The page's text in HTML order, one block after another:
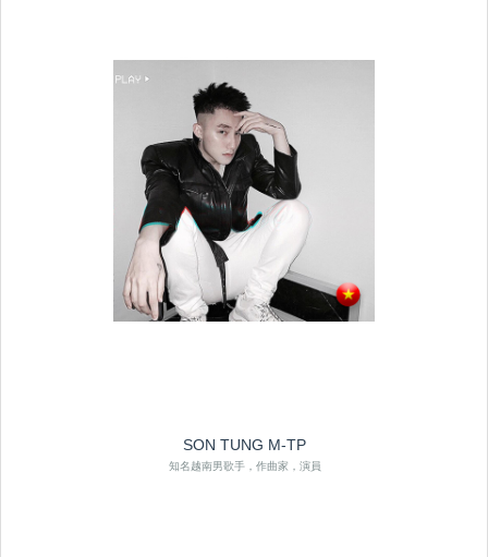
SON TUNG M-TP
知名越南男歌手，作曲家，演員